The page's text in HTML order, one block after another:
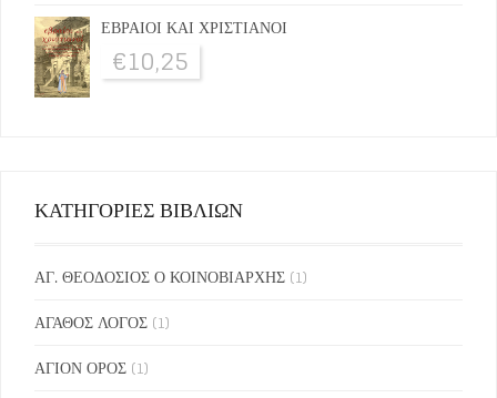
ΕΒΡΑΙΟΙ ΚΑΙ ΧΡΙΣΤΙΑΝΟΙ
€10,25
ΚΑΤΗΓΟΡΙΕΣ ΒΙΒΛΙΩΝ
ΑΓ. ΘΕΟΔΟΣΙΟΣ Ο ΚΟΙΝΟΒΙΑΡΧΗΣ (1)
ΑΓΑΘΟΣ ΛΟΓΟΣ (1)
ΑΓΙΟΝ ΟΡΟΣ (1)